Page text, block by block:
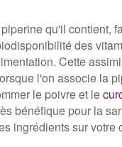
qu'il contient,
des
Cette
l'on associe la
le poivre et le
bénéfique pour la
ingrédients sur votre